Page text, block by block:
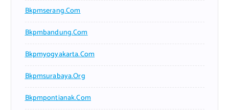
Bkpmserang.com
Bkpmbandung.com
Bkpmyogyakarta.com
Bkpmsurabaya.org
Bkpmpontianak.com